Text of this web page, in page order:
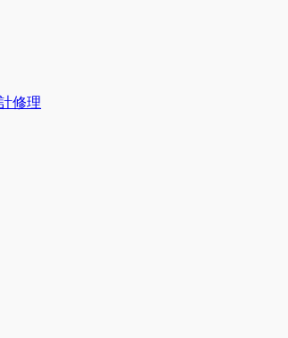
修理